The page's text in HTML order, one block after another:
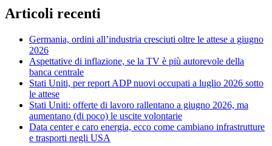
Articoli recenti
Germania, ordini all’industria cresciuti oltre le attese a giugno
2026
Aspettative di inflazione, se la TV è più autorevole della
banca centrale
Stati Uniti, per report ADP nuovi occupati a luglio 2026 sotto
le attese
Stati Uniti: offerte di lavoro rallentano a giugno 2026, ma
aumentano (di poco) le uscite volontarie
Data center e caro energia, ecco come cambiano infrastrutture
e trasporti negli USA